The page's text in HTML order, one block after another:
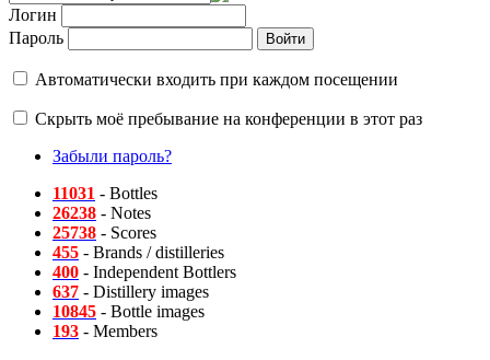
Логин
Пароль
Автоматически входить при каждом посещении
Скрыть моё пребывание на конференции в этот раз
Забыли пароль?
11031 - Bottles
26238 - Notes
25738 - Scores
455 - Brands / distilleries
400 - Independent Bottlers
637 - Distillery images
10845 - Bottle images
193 - Members